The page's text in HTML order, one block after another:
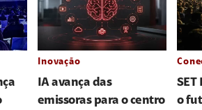
Inovação
IA avança das
emissoras para o centro
SET
o